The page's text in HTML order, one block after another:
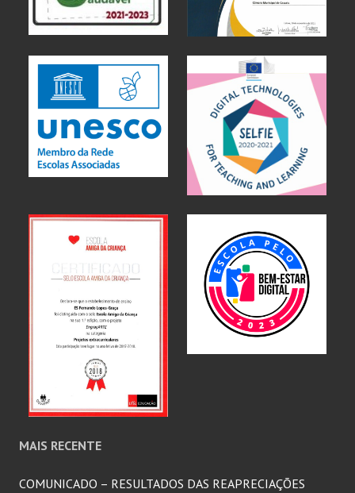
MAIS RECENTE
COMUNICADO – RESULTADOS DAS REAPRECIAÇÕES